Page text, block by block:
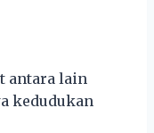
antara lain
kedudukan